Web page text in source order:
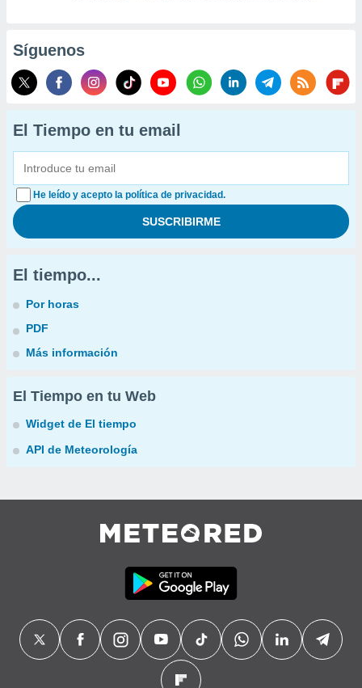
Síguenos
El Tiempo en tu email
He leído y acepto la política de privacidad.
El tiempo...
Por horas
PDF
Más información
El Tiempo en tu Web
Widget de El tiempo
API de Meteorología